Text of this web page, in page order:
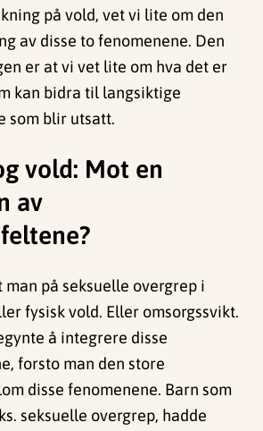
på vold, vet vi lite om den
av disse to fenomenene. Den
er at vi vet lite om hva det er
kan bidra til langsiktige
som blir utsatt.
vold: Mot en
av
på seksuelle overgrep i
fysisk vold. Eller omsorgssvikt.
å integrere disse
forsto man den store
disse fenomenene. Barn som
seksuelle overgrep, hadde